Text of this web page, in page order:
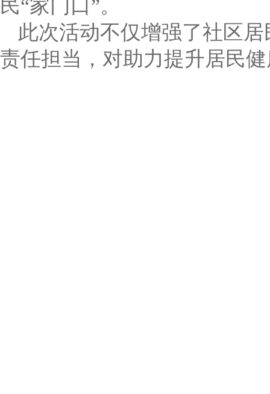
民“家门口”。
此次活动不仅增强了社区
责任担当，对助力提升居民